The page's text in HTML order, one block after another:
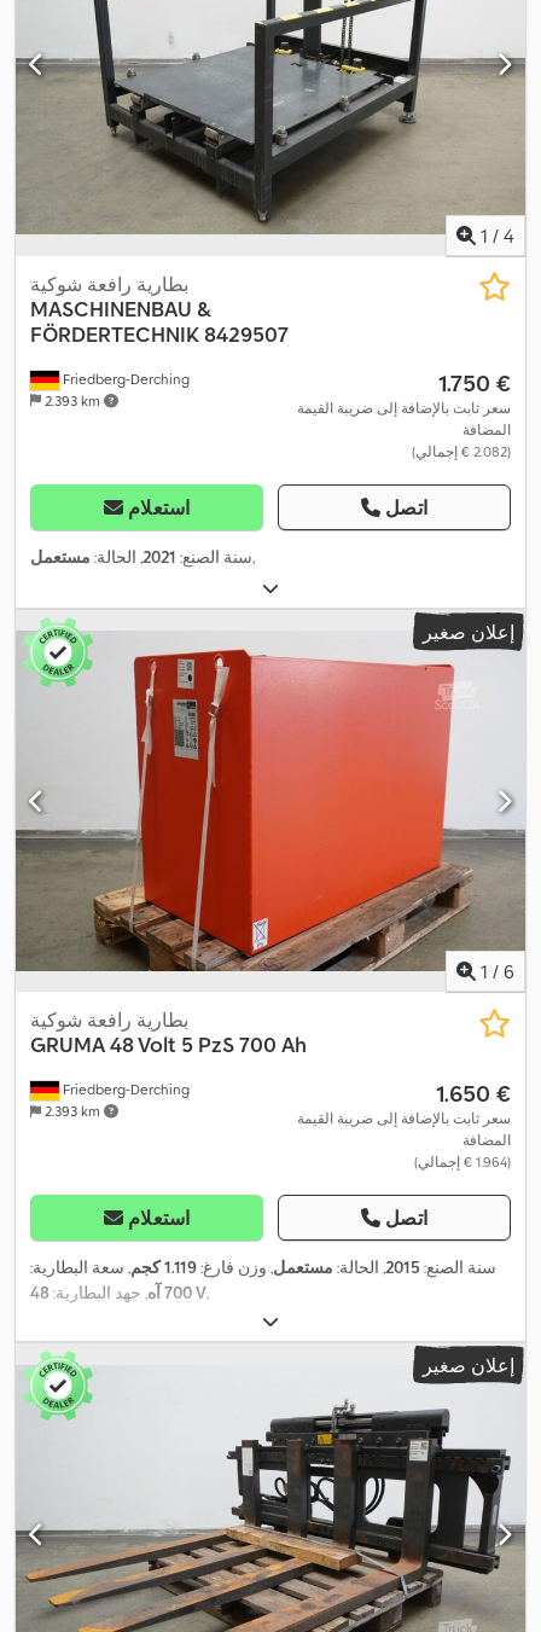
1 / 4
Friedberg-Derching
2.393 km
بطارية رافعة شوكية
MASCHINENBAU &
FÖRDERTECHNIK8429507
‏1.750 €
سعر ثابت بالإضافة إلى ضريبة القيمة
المضافة
(‏2.082 € إجمالي)
استعلام اتصل
سنة الصنع: 2021, الحالة: مستعمل ,
إعلان صغير
1 / 6
Friedberg-Derching
2.393 km
بطارية رافعة شوكية
GRUMA48 Volt 5 PzS 700 Ah
‏1.650 €
سعر ثابت بالإضافة إلى ضريبة القيمة
المضافة
(‏1.964 € إجمالي)
استعلام اتصل
سنة الصنع: 2015, الحالة: مستعمل, وزن فارغ:1.119 كجم
, سعة البطارية:
700 آه
, جهد البطارية: 48 V,
إعلان صغير